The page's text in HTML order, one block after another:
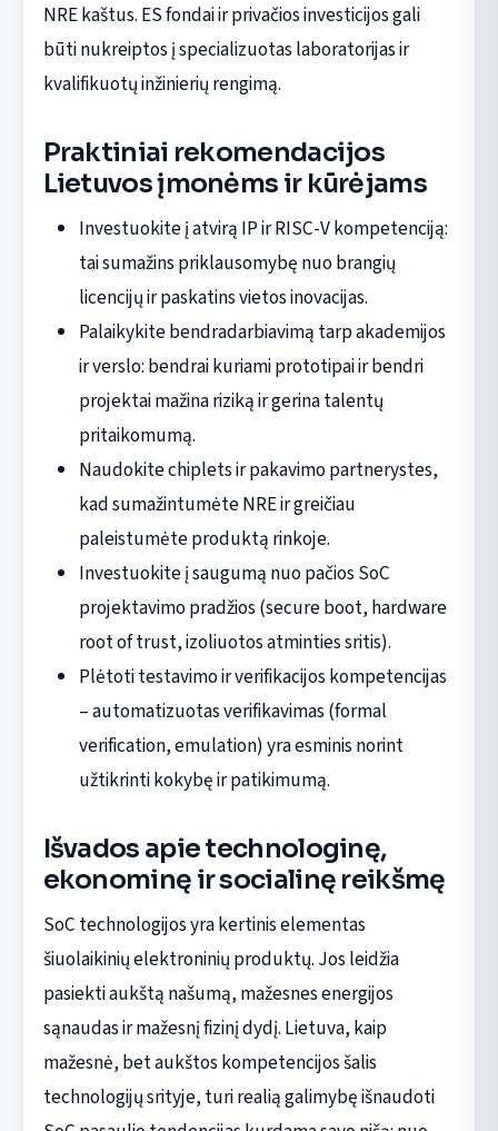
NRE kaštus. ES fondai ir privačios investicijos gali
būti nukreiptos į specializuotas laboratorijas ir
kvalifikuotų inžinierių rengimą.
Praktiniai rekomendacijos
Lietuvos įmonėms ir kūrėjams
Investuokite į atvirą IP ir RISC-V kompetenciją:
tai sumažins priklausomybę nuo brangių
licencijų ir paskatins vietos inovacijas.
Palaikykite bendradarbiavimą tarp akademijos
ir verslo: bendrai kuriami prototipai ir bendri
projektai mažina riziką ir gerina talentų
pritaikomumą.
Naudokite chiplets ir pakavimo partnerystes,
kad sumažintumėte NRE ir greičiau
paleistumėte produktą rinkoje.
Investuokite į saugumą nuo pačios SoC
projektavimo pradžios (secure boot, hardware
root of trust, izoliuotos atminties sritis).
Plėtoti testavimo ir verifikacijos kompetencijas
– automatizuotas verifikavimas (formal
verification, emulation) yra esminis norint
užtikrinti kokybę ir patikimumą.
Išvados apie technologinę,
ekonominę ir socialinę reikšmę
SoC technologijos yra kertinis elementas
šiuolaikinių elektroninių produktų. Jos leidžia
pasiekti aukštą našumą, mažesnes energijos
sąnaudas ir mažesnį fizinį dydį. Lietuva, kaip
mažesnė, bet aukštos kompetencijos šalis
technologijų srityje, turi realią galimybę išnaudoti